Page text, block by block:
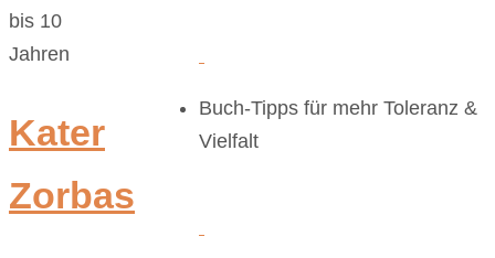
bis 10
Jahren
Kater
Zorbas
Buch-Tipps für mehr Toleranz &
Vielfalt